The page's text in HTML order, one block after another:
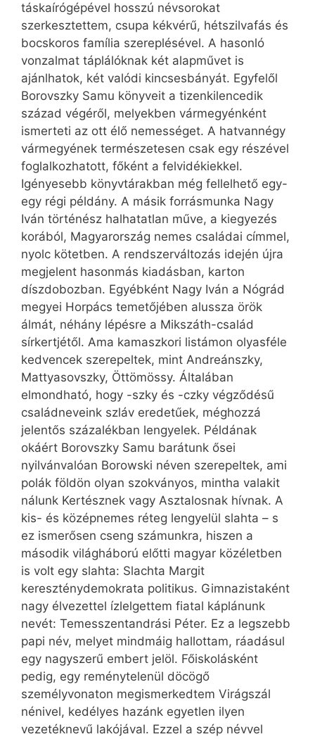
táskaírógépével hosszú névsorokat
szerkesztettem, csupa kékvérű, hétszilvafás és
bocskoros família szereplésével. A hasonló
vonzalmat táplálóknak két alapművet is
ajánlhatok, két valódi kincsesbányát. Egyfelől
Borovszky Samu könyveit a tizenkilencedik
század végéről, melyekben vármegyénként
ismerteti az ott élő nemességet. A hatvannégy
vármegyének természetesen csak egy részével
foglalkozhatott, főként a felvidékiekkel.
Igényesebb könyvtárakban még fellelhető egy-
egy régi példány. A másik forrásmunka Nagy
Iván történész halhatatlan műve, a kiegyezés
korából, Magyarország nemes családai címmel,
nyolc kötetben. A rendszerváltozás idején újra
megjelent hasonmás kiadásban, karton
díszdobozban. Egyébként Nagy Iván a Nógrád
megyei Horpács temetőjében alussza örök
álmát, néhány lépésre a Mikszáth-család
sírkertjétől. Ama kamaszkori listámon olyasféle
kedvencek szerepeltek, mint Andreánszky,
Mattyasovszky, Öttömössy. Általában
elmondható, hogy -szky és -czky végződésű
családneveink szláv eredetűek, méghozzá
jelentős százalékban lengyelek. Példának
okáért Borovszky Samu barátunk ősei
nyilvánvalóan Borowski néven szerepeltek, ami
polák földön olyan szokványos, mintha valakit
nálunk Kertésznek vagy Asztalosnak hívnak. A
kis- és középnemes réteg lengyelül slahta – s
ez ismerősen cseng számunkra, hiszen a
második világháború előtti magyar közéletben
is volt egy slahta: Slachta Margit
kereszténydemokrata politikus. Gimnazistaként
nagy élvezettel ízlelgettem fiatal káplánunk
nevét: Temesszentandrási Péter. Ez a legszebb
papi név, melyet mindmáig hallottam, ráadásul
egy nagyszerű embert jelöl. Főiskolásként
pedig, egy reménytelenül döcögő
személyvonaton megismerkedtem Virágszál
nénivel, kedélyes hazánk egyetlen ilyen
vezetéknevű lakójával. Ezzel a szép névvel